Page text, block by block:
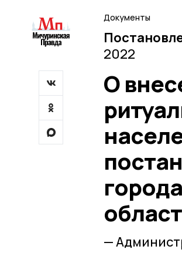
Документы
2022
О
—